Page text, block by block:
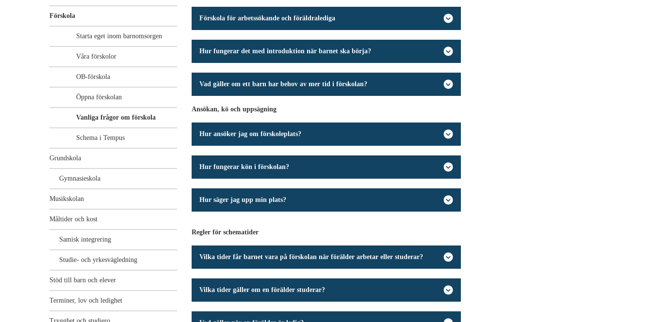
Förskola
Starta eget inom barnomsorgen
Våra förskolor
OB-förskola
Öppna förskolan
Vanliga frågor om förskola
Schema i Tempus
Grundskola
Gymnasieskola
Musikskolan
Måltider och kost
Samisk integrering
Studie- och yrkesvägledning
Stöd till barn och elever
Terminer, lov och ledighet
Förskola för arbetssökande och föräldralediga
Hur fungerar det med introduktion när barnet ska börja?
Vad gäller om ett barn har behov av mer tid i förskolan?
Ansökan, kö och uppsägning
Hur ansöker jag om förskoleplats?
Hur fungerar kön i förskolan?
Hur säger jag upp min plats?
Regler för schematider
Vilka tider får barnet vara på förskolan när förälder arbetar eller studerar?
Vilka tider gäller om en förälder studerar?